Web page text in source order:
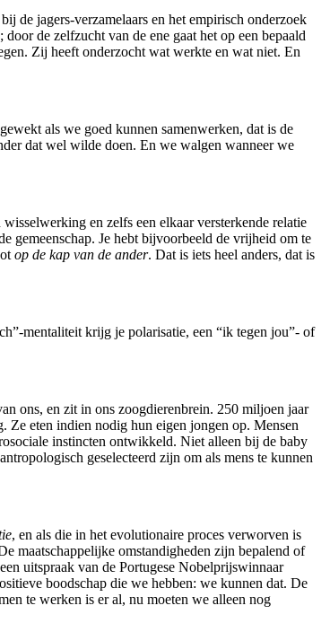
de jagers-verzamelaars en het empirisch onderzoek
de zelfzucht van de ene gaat het op een bepaald
Zij heeft onderzocht wat werkte en wat niet. En
als we goed kunnen samenwerken, dat is de
dat wel wilde doen. En we walgen wanneer we
en zelfs een elkaar versterkende relatie
gemeenschap. Je hebt bijvoorbeeld de vrijheid om te
op de kap van de ander. Dat is iets heel anders, dat is
mentaliteit krijg je polarisatie, een “ik tegen jou”- of
ons, en zit in ons zoogdierenbrein. 250 miljoen jaar
Ze eten indien nodig hun eigen jongen op. Mensen
instincten ontwikkeld. Niet alleen bij de baby
geselecteerd zijn om als mens te kunnen
, en als die in het evolutionaire proces verworven is
maatschappelijke omstandigheden zijn bepalend of
uitspraak van de Portugese Nobelprijswinnaar
boodschap die we hebben: we kunnen dat. De
te werken is er al, nu moeten we alleen nog